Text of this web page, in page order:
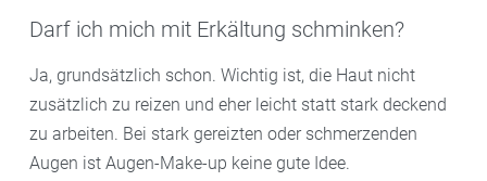
Darf ich mich mit Erkältung schminken?
Ja, grundsätzlich schon. Wichtig ist, die Haut nicht
zusätzlich zu reizen und eher leicht statt stark deckend
zu arbeiten. Bei stark gereizten oder schmerzenden
Augen ist Augen-Make-up keine gute Idee.